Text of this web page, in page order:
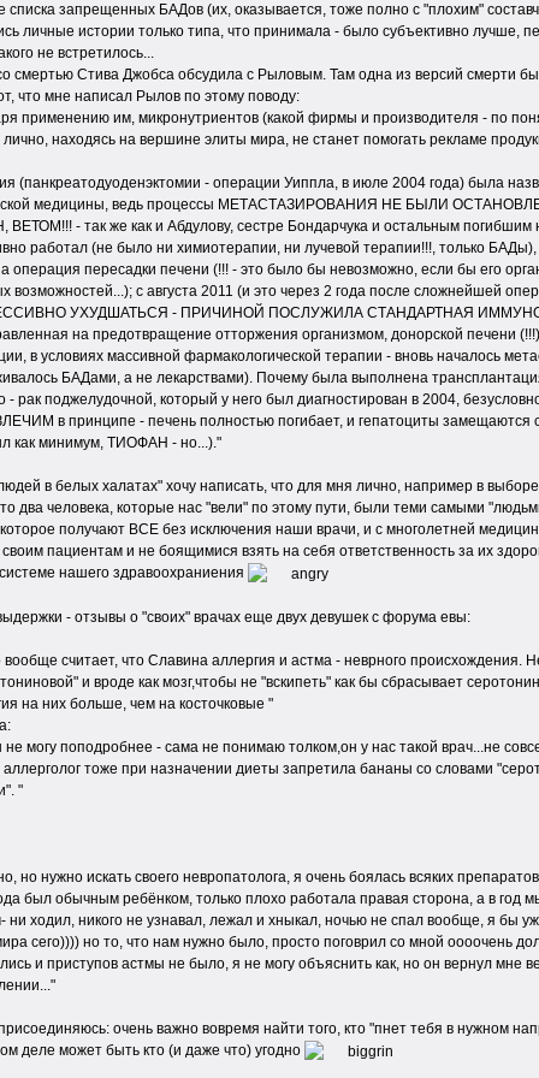
списка запрещенных БАДов (их, оказывается, тоже полно с "плохим"
личные истории только типа, что принимала - было субъективно лучше,
не встретилось...
смертью Стива Джобса обсудила с Рыловым. Там одна из версий смерти
что мне написал Рылов по этому поводу:
применению им, микронутриентов (какой фирмы и производителя - по
лично, находясь на вершине элиты мира, не станет помогать рекламе
(панкреатодуоденэктомии - операции Уиппла, в июле 2004 года) была
медицины, ведь процессы МЕТАСТАЗИРОВАНИЯ НЕ БЫЛИ
- так же как и Абдулову, сестре Бондарчука и остальным погибшим
работал (не было ни химиотерапии, ни лучевой терапии!!!, только
операция пересадки печени (!!! - это было бы невозможно, если бы его
возможностей...); с августа 2011 (и это через 2 года после сложнейшей
УХУДШАТЬСЯ - ПРИЧИНОЙ ПОСЛУЖИЛА СТАНДАРТНАЯ
на предотвращение отторжения организмом, донорской печени (!!!)
в условиях массивной фармакологической терапии - вновь началось
БАДами, а не лекарствами). Почему была выполнена
- рак поджелудочной, который у него был диагностирован в 2004,
в принципе - печень полностью погибает, и гепатоциты замещаются
как минимум, ТИОФАН - но...)."
в белых халатах" хочу написать, что для мня лично, например в
два человека, которые нас "вели" по этому пути, были теми самыми
получают ВСЕ без исключения наши врачи, и с многолетней
пациентам и не боящимися взять на себя ответственность за их
нашего здравоохраниения
- отзывы о "своих" врачах еще двух девушек с форума евы:
считает, что Славина аллергия и астма - неврного происхождения.
и вроде как мозг,чтобы не "вскипеть" как бы сбрасывает
на них больше, чем на косточковые "
могу поподробнее - сама не понимаю толком,он у нас такой врач...не
тоже при назначении диеты запретила бананы со словами
"
но нужно искать своего невропатолога, я очень боялась всяких
был обычным ребёнком, только плохо работала правая сторона, а в год
ни ходил, никого не узнавал, лежал и хныкал, ночью не спал вообще, я бы
сего)))) но то, что нам нужно было, просто поговрил со мной оооочень
и приступов астмы не было, я не могу объяснить как, но он вернул мне
очень важно вовремя найти того, кто "пнет тебя в нужном
деле может быть кто (и даже что) угодно